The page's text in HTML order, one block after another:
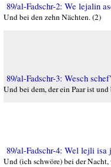
89/al-Fadschr-2: We lejalin
Und bei den zehn Nächten. (2)
89/al-Fadschr-3: Wesch
Und bei dem, der ein Paar ist
89/al-Fadschr-4: Wel lejli isa
Und (ich schwöre) bei der